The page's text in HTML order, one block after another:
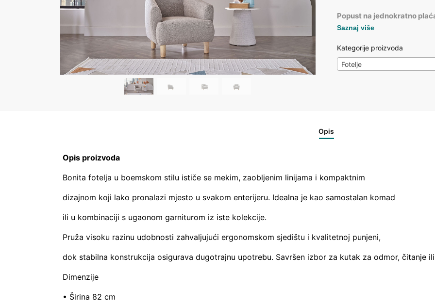
Popust na jednokratno
Saznaj više
Kategorije proizvoda
Fotelje
Opis
Opis proizvoda
Bonita fotelja u boemskom stilu ističe se mekim, zaobljenim linijama i kompaktnim
dizajnom koji lako pronalazi mjesto u svakom enterijeru. Idealna je kao samostalan komad
ili u kombinaciji s ugaonom garniturom iz iste kolekcije.
Pruža visoku razinu udobnosti zahvaljujući ergonomskom sjedištu i kvalitetnoj punjeni,
dok stabilna konstrukcija osigurava dugotrajnu upotrebu. Savršen izbor za kutak za odmor, čitanje
Dimenzije
• Širina 82 cm